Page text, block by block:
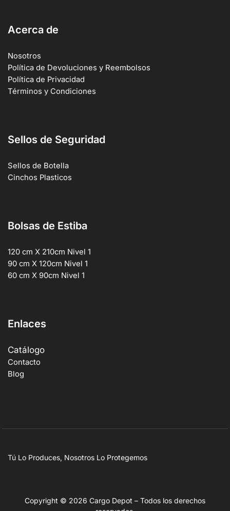
Acerca de
Nosotros
Política de Devoluciones y Reembolsos
Política de Privacidad
Términos y Condiciones
Sellos de Seguridad
Sellos de Botella
Cinchos Plasticos
Bolsas de Estiba
120 cm X 210cm Nivel 1
90 cm X 120cm Nivel 1
60 cm X 90cm Nivel 1
Enlaces
Catálogo
Contacto
Blog
Tú Lo Produces, Nosotros Lo Protegemos
Copyright © 2026 Cargo Depot – Todos los derechos